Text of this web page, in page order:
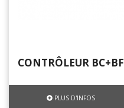
CONTRÔLEUR BC+BF
PLUS D'INFOS